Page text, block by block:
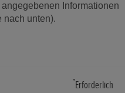
Informationen
nach unten).
*Erforderlich